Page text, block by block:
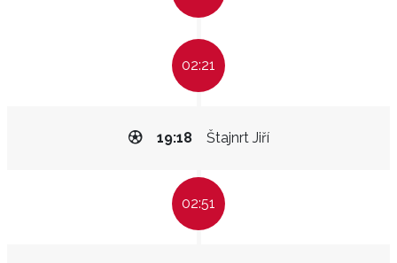
02:21
Štajnrt Jiří
19:18
02:51